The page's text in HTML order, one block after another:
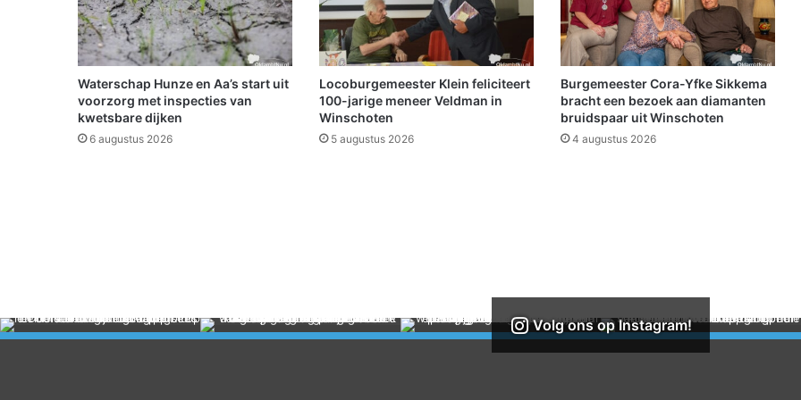
s
e
r
b
o
t
s
e
i
n
r
e
e
l
r
l
i
Waterschap Hunze en Aa’s start uit
voorzorg met inspecties van
kwetsbare dijken
6 augustus 2026
Locoburgemeester Klein feliciteert
100-jarige meneer Veldman in
Winschoten
5 augustus 2026
Burgemeester Cora-Yfke Sikkema
bracht een bezoek aan diamanten
bruidspaar uit Winschoten
4 augustus 2026
Volg ons op Instagram!